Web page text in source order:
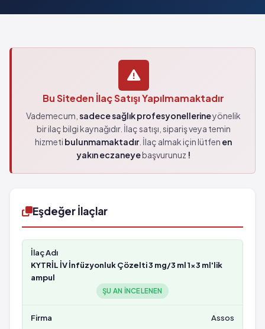
Bu Siteden İlaç Satışı Yapılmamaktadır
Vademecum, sadece sağlık profesyonellerineyönelik
bir ilaç bilgi kaynağıdır. İlaç satışı, sipariş veya temin
hizmeti bulunmamaktadır. İlaç almak için lütfen en
yakın eczaneyebaşvurunuz !
Eşdeğer İlaçlar
KYTRİL İV İnfüzyonluk Çözelti 3 mg/3 ml 1x3 ml'lik
ampul
ŞU AN INCELENEN
Assos